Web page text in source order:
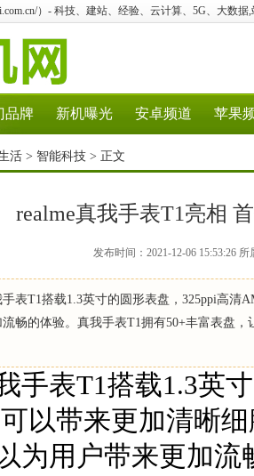
）- 科技、建站、经验、云计算、5G、大数据
品牌 新机曝光 安卓频道 苹果
活 > 智能科技 > 正文
realme真我手表T1亮相
发布时间：2021-12-06 15:53:26
表T1搭载1.3英寸的圆形表盘，325ppi高清
畅的体验。真我手表T1拥有50+丰富表盘
手表T1搭载1.3英
以带来更加清晰
为用户带来更加